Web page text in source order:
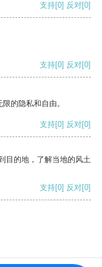
支持[0] 反对[0]
支持[0] 反对[0]
的隐私和自由。
支持[0] 反对[0]
目的地，了解当地的风土
支持[0] 反对[0]